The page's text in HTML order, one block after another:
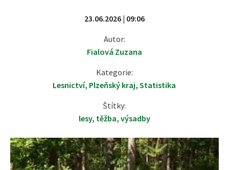
23.06.2026 | 09:06
Autor:
Fialová Zuzana
Kategorie:
Lesnictví, Plzeňský kraj,Statistika
Štítky:
lesy, těžba, výsadby